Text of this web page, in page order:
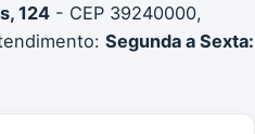
124 - CEP 39240000,
Segunda a Sexta: